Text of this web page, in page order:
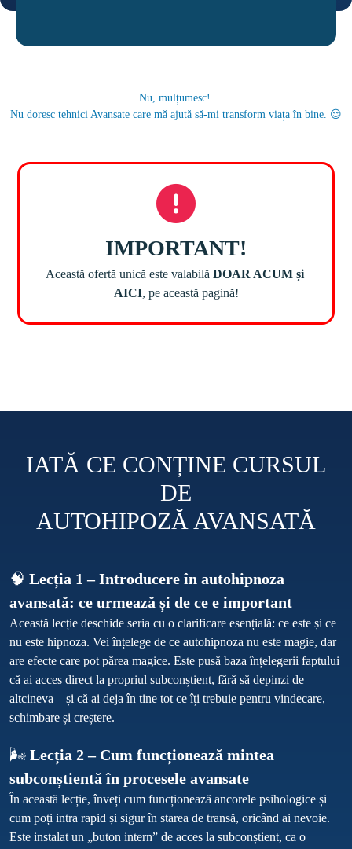
Nu, mulțumesc!
Nu doresc tehnici Avansate care mă ajută să-mi transform viața în bine. 😌
Această ofertă unică este valabilă DOAR ACUM și
AICI
IATĂ CE CONȚINE CURSUL
DE
AUTOHIPOZĂ AVANSATĂ
🧠 Lecția 1 – Introducere în autohipnoza
avansată: ce urmează și de ce e important
Această lecție deschide seria cu o clarificare esențială: ce este și ce
nu este hipnoza. Vei înțelege de ce autohipnoza nu este magie, dar
are efecte care pot părea magice. Este pusă baza înțelegerii faptului
că ai acces direct la propriul subconștient, fără să depinzi de
altcineva – și că ai deja în tine tot ce îți trebuie pentru vindecare,
🌬️ Lecția 2 – Cum funcționează mintea
subconștientă în procesele avansate
În această lecție, înveți cum funcționează ancorele psihologice și
cum poți intra rapid și sigur în starea de transă, oricând ai nevoie.
Este instalat un „buton intern” de acces la subconștient, ca o